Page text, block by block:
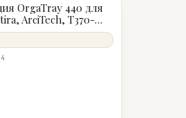
OrgaTray 440 для
ArciTech, T370-
Антрацит